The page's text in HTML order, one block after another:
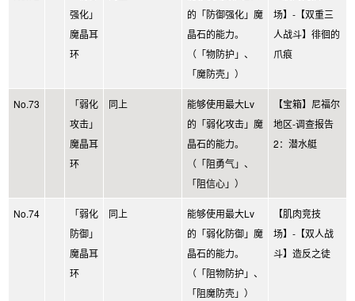
强化」
魔晶耳
环
的「防御强化」魔
晶石的能力。
（「物防护」、
「魔防壳」）
场】-【双重三
人战斗】徘徊的
爪痕
No.73
「弱化
攻击」
魔晶耳
环
同上
能够使用最大Lv
的「弱化攻击」魔
晶石的能力。
（「阻勇气」、
「阻信心」）
【宝箱】尼福尔
地区-调查报告
2：潜水艇
No.74
「弱化
防御」
魔晶耳
环
同上
能够使用最大Lv
的「弱化防御」魔
晶石的能力。
（「阻物防护」、
「阻魔防壳」）
【肌肉竞技
场】-【双人战
斗】造反之徒